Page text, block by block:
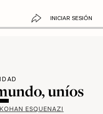
INICIAR SESIÓN
uníos
ESQUENAZI